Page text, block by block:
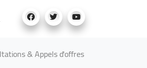
& Appels d'offres